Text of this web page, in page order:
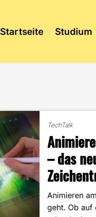
Startseite Studium
TechTalk
– das
Animieren
geht. Ob auf